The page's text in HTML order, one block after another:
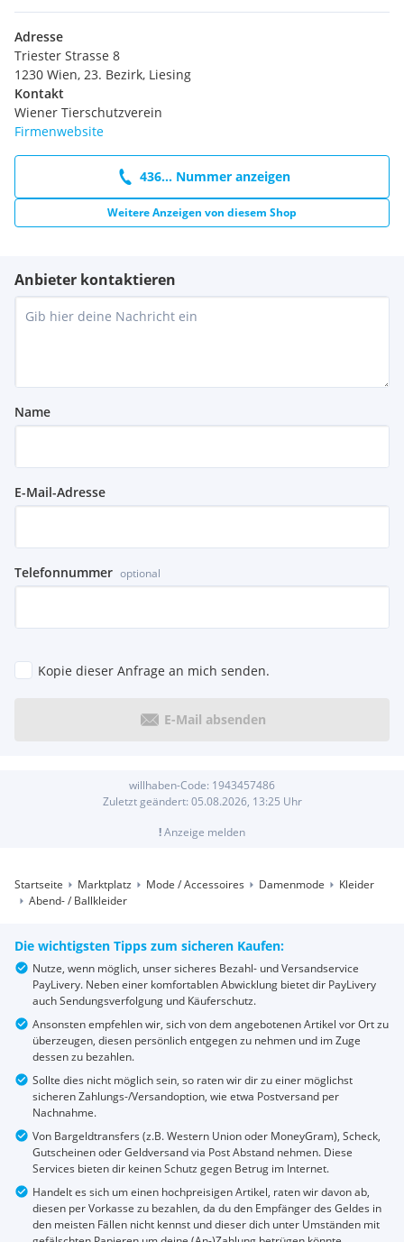
Adresse
Triester Strasse 8
1230 Wien, 23. Bezirk, Liesing
Kontakt
Wiener Tierschutzverein
Firmenwebsite
436... Nummer anzeigen
Weitere Anzeigen von diesem Shop
Anbieter kontaktieren
Name
E-Mail-Adresse
Telefonnummer optional
Kopie dieser Anfrage an mich senden.
E-Mail absenden
willhaben-Code: 1943457486
Zuletzt geändert: 05.08.2026, 13:25 Uhr
!Anzeige melden
Startseite Marktplatz Mode / Accessoires Damenmode
Kleider
Abend- / Ballkleider
Die wichtigsten Tipps zum sicheren Kaufen:
Nutze, wenn möglich, unser sicheres Bezahl- und Versandservice
PayLivery. Neben einer komfortablen Abwicklung bietet dir PayLivery
auch Sendungsverfolgung und Käuferschutz.
Ansonsten empfehlen wir, sich von dem angebotenen Artikel vor Ort zu
überzeugen, diesen persönlich entgegen zu nehmen und im Zuge
dessen zu bezahlen.
Sollte dies nicht möglich sein, so raten wir dir zu einer möglichst
sicheren Zahlungs-/Versandoption, wie etwa Postversand per
Nachnahme.
Von Bargeldtransfers (z.B. Western Union oder MoneyGram), Scheck,
Gutscheinen oder Geldversand via Post Abstand nehmen. Diese
Services bieten dir keinen Schutz gegen Betrug im Internet.
Handelt es sich um einen hochpreisigen Artikel, raten wir davon ab,
diesen per Vorkasse zu bezahlen, da du den Empfänger des Geldes in
den meisten Fällen nicht kennst und dieser dich unter Umständen mit